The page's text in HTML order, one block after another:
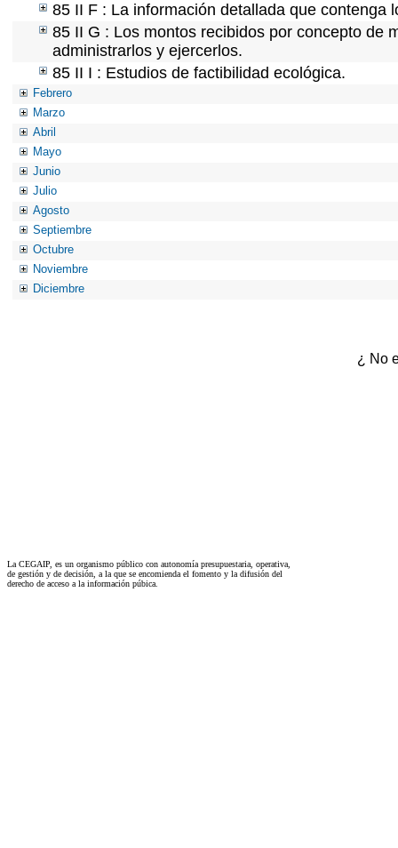
85 II F : La información detallada que contenga
85 II G : Los montos recibidos por concepto de
administrarlos y ejercerlos.
85 II I : Estudios de factibilidad ecológica.
Febrero
Marzo
Abril
Mayo
Junio
Julio
Agosto
Septiembre
Octubre
Noviembre
Diciembre
¿ No
La CEGAIP, es un organismo público con autonomía presupuestaria, operativa,
de gestión y de decisión, a la que se encomienda el fomento y la difusión del
derecho de acceso a la información púbica.